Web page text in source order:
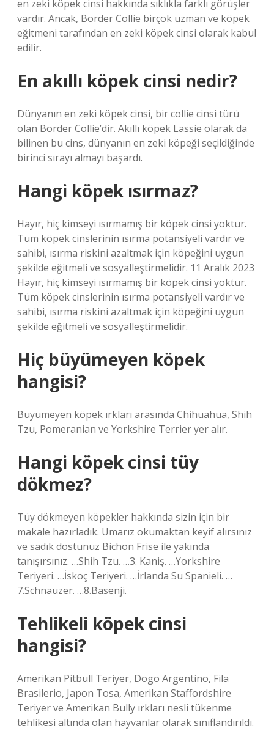
en zeki köpek cinsi hakkında sıklıkla farklı görüşler
vardır. Ancak, Border Collie birçok uzman ve köpek
eğitmeni tarafından en zeki köpek cinsi olarak kabul
edilir.
En akıllı köpek cinsi nedir?
Dünyanın en zeki köpek cinsi, bir collie cinsi türü
olan Border Collie’dir. Akıllı köpek Lassie olarak da
bilinen bu cins, dünyanın en zeki köpeği seçildiğinde
birinci sırayı almayı başardı.
Hangi köpek ısırmaz?
Hayır, hiç kimseyi ısırmamış bir köpek cinsi yoktur.
Tüm köpek cinslerinin ısırma potansiyeli vardır ve
sahibi, ısırma riskini azaltmak için köpeğini uygun
şekilde eğitmeli ve sosyalleştirmelidir. 11 Aralık 2023
Hayır, hiç kimseyi ısırmamış bir köpek cinsi yoktur.
Tüm köpek cinslerinin ısırma potansiyeli vardır ve
sahibi, ısırma riskini azaltmak için köpeğini uygun
şekilde eğitmeli ve sosyalleştirmelidir.
Hiç büyümeyen köpek
hangisi?
Büyümeyen köpek ırkları arasında Chihuahua, Shih
Tzu, Pomeranian ve Yorkshire Terrier yer alır.
Hangi köpek cinsi tüy
dökmez?
Tüy dökmeyen köpekler hakkında sizin için bir
makale hazırladık. Umarız okumaktan keyif alırsınız
ve sadık dostunuz Bichon Frise ile yakında
tanışırsınız. …Shih Tzu. …3. Kaniş. …Yorkshire
Teriyeri. …İskoç Teriyeri. …İrlanda Su Spanieli. …
7.Schnauzer. …8.Basenji.
Tehlikeli köpek cinsi
hangisi?
Amerikan Pitbull Teriyer, Dogo Argentino, Fila
Brasilerio, Japon Tosa, Amerikan Staffordshire
Teriyer ve Amerikan Bully ırkları nesli tükenme
tehlikesi altında olan hayvanlar olarak sınıflandırıldı.